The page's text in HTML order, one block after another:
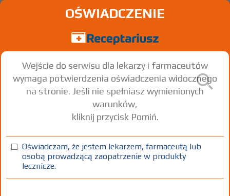
Bosutinib
tabl. powl. 100 mg 28 szt. Doustnie
CHB
B(1)
OŚWIADCZENIE
Wejście do serwisu dla lekarzy i farmaceutów
wymaga potwierdzenia oświadczenia widocznego
na stronie. Jeśli nie spełniasz wymienionych
warunków,
kliknij przycisk Pomiń.
Oświadczam, że jestem lekarzem, farmaceutą lub
osobą prowadzącą zaopatrzenie w produkty
lecznicze.